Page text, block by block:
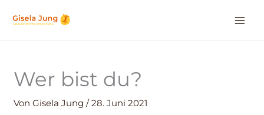
Inhalt
Wer bist du?
VonGisela Jung/28. Juni 2021